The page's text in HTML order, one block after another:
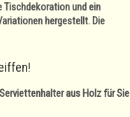
und ein
hergestellt. Die
Serviettenhalter aus Holzfür Sie